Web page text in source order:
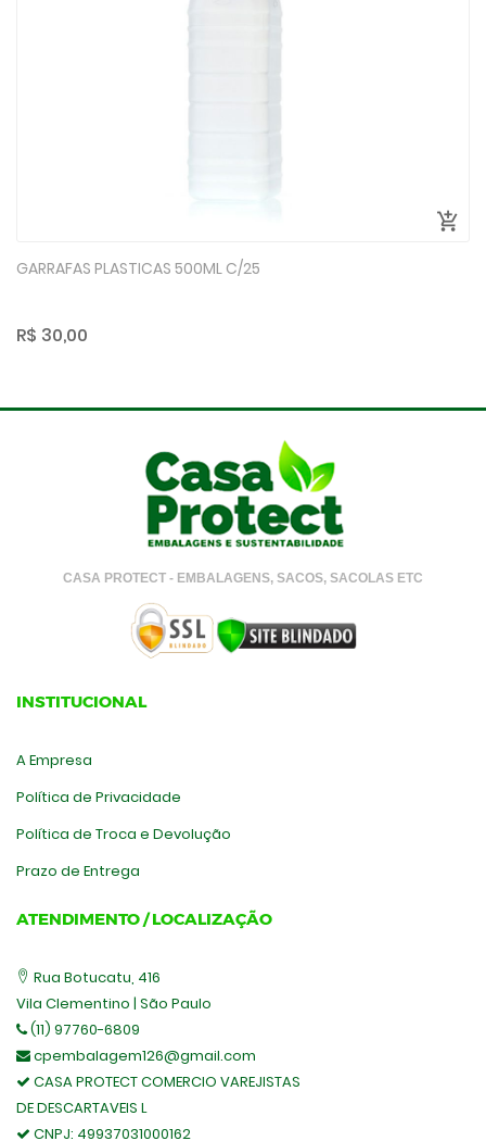
GARRAFAS PLASTICAS 500ML C/25
R$ 30,00
CASA PROTECT - EMBALAGENS, SACOS, SACOLAS ETC
INSTITUCIONAL
A Empresa
Política de Privacidade
Política de Troca e Devolução
Prazo de Entrega
ATENDIMENTO / LOCALIZAÇÃO
Rua Botucatu, 416
Vila Clementino | São Paulo
(11) 97760-6809
cpembalagem126@gmail.com
CASA PROTECT COMERCIO VAREJISTAS
DE DESCARTAVEIS L
CNPJ: 49937031000162